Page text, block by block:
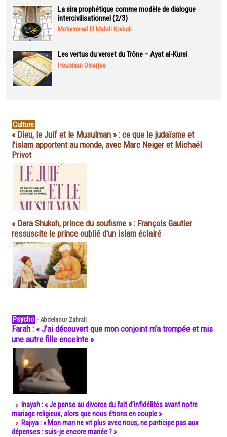
La sira prophétique comme modèle de dialogue
intercivilisationnel (2/3)
Mohammed El Mahdi Krabch
Les vertus du verset du Trône – Ayat al-Kursi
Housman Omarjee
Culture
« Dieu, le Juif et le Musulman » : ce que le judaïsme et
l'islam apportent au monde, avec Marc Neiger et Michaël
Privot
« Dara Shukoh, prince du soufisme » : François Gautier
ressuscite le prince oublié d'un islam éclairé
Psycho -Abdelnour Zahrali
Farah : « J’ai découvert que mon conjoint m’a trompée et mis
une autre fille enceinte »
Inayah : « Je pense au divorce du fait d’infidélités avant notre
mariage religieux, alors que nous étions en couple »
Rajiya : « Mon mari ne vit plus avec nous, ne participe pas aux
dépenses : suis-je encore mariée ? »